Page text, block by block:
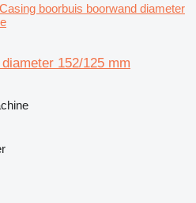
Casing boorbuis boorwand diameter
152/125 mm